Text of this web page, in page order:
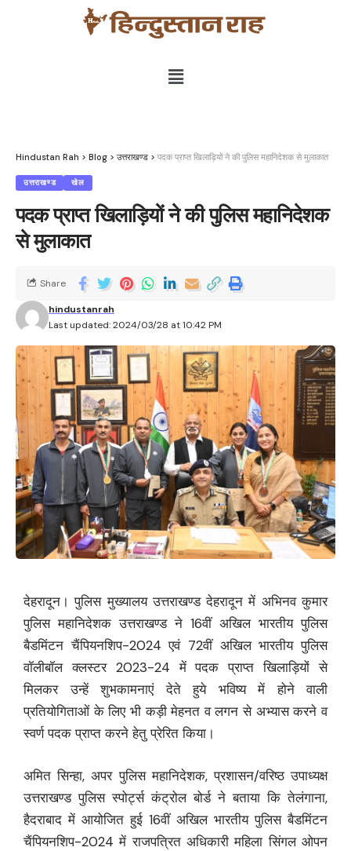
Hindustan Rah > Blog > उत्तराखण्ड > पदक प्राप्त खिलाड़ियों ने की पुलिस महानिदेशक से मुलाकात
उत्तराखण्ड खेल
पदक प्राप्त खिलाड़ियों ने की पुलिस महानिदेशक
से मुलाकात
Last updated: 2024/03/28 at 10:42 PM
hindustanrah
Share
देहरादून। पुलिस मुख्यालय उत्तराखण्ड देहरादून में अभिनव कुमार
पुलिस महानिदेशक उत्तराखण्ड ने 16वीं अखिल भारतीय पुलिस
बैडमिंटन चैंपियनशिप-2024 एवं 72वीं अखिल भारतीय पुलिस
वॉलीबॉल क्लस्टर 2023-24 में पदक प्राप्त खिलाड़ियों से
मिलकर उन्हें शुभकामनाएं देते हुये भविष्य में होने वाली
प्रतियोगिताओं के लिए भी कड़ी मेहनत व लगन से अभ्यास करने व
स्वर्ण पदक प्राप्त करने हेतु प्रेरित किया।
अमित सिन्हा, अपर पुलिस महानिदेशक, प्रशासन/वरिष्ठ उपाध्यक्ष
उत्तराखण्ड पुलिस स्पोर्ट्स कंट्रोल बोर्ड ने बताया कि तेलंगाना,
हैदराबाद में आयोजित हुई 16वीं अखिल भारतीय पुलिस बैडमिंटन
चैंपियनशिप-2024 में राजपत्रित अधिकारी महिला सिंगल ओपन